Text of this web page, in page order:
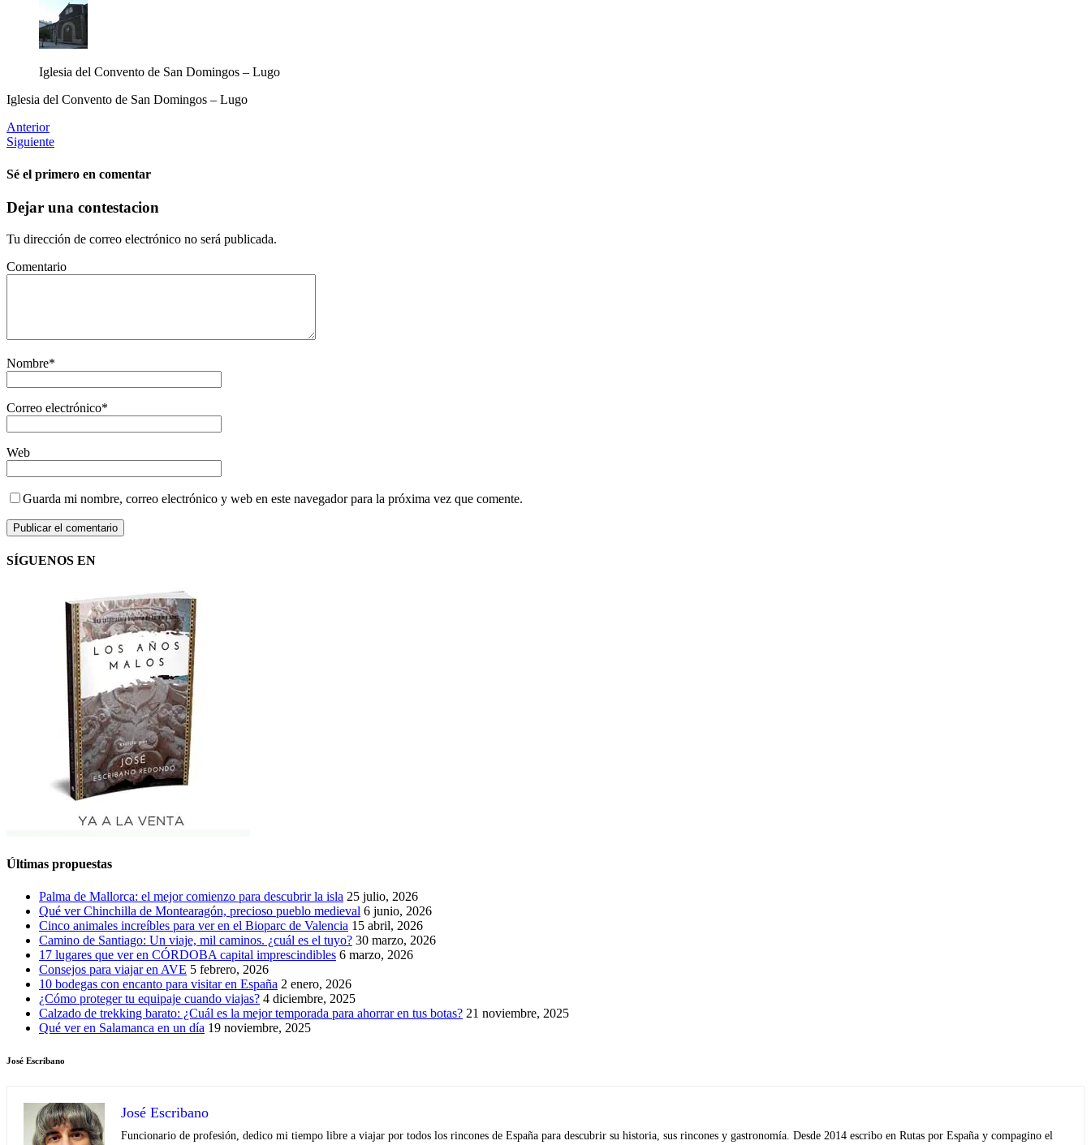
Iglesia del Convento de San Domingos – Lugo
Iglesia del Convento de San Domingos – Lugo
Anterior
Siguiente
Sé el primero en comentar
Dejar una contestacion
Tu dirección de correo electrónico no será publicada.
Comentario
Nombre*
Correo electrónico*
Web
Guarda mi nombre, correo electrónico y web en este navegador para la próxima vez que comente.
SÍGUENOS EN
Últimas propuestas
Palma de Mallorca: el mejor comienzo para descubrir la isla 25 julio, 2026
Qué ver Chinchilla de Montearagón, precioso pueblo medieval 6 junio, 2026
Cinco animales increíbles para ver en el Bioparc de Valencia 15 abril, 2026
Camino de Santiago: Un viaje, mil caminos. ¿cuál es el tuyo? 30 marzo, 2026
17 lugares que ver en CÓRDOBA capital imprescindibles 6 marzo, 2026
Consejos para viajar en AVE 5 febrero, 2026
10 bodegas con encanto para visitar en España 2 enero, 2026
¿Cómo proteger tu equipaje cuando viajas? 4 diciembre, 2025
Calzado de trekking barato: ¿Cuál es la mejor temporada para ahorrar en tus botas? 21 noviembre, 2025
Qué ver en Salamanca en un día 19 noviembre, 2025
José Escribano
José Escribano
Funcionario de profesión, dedico mi tiempo libre a viajar por todos los rincones de España para descubrir su historia, sus rincones y gastronomía. Desde 2014 escribo en Rutas por España y compagino el